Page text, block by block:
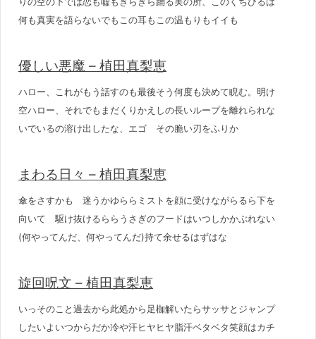
何も真実を語らないでもこの耳もこの温もりもイイも
優しい悪魔 – 植田真梨恵
ハロー、これがもう話すのも最後そう何度も決めて睨む。明け
空ハロー、それでもまだくりかえしの長いループを離れられな
いでいるの溶け出したな、エゴ その脆い刃をふりか
まわる日々 – 植田真梨恵
傘をさすかも 迷うかゆららミストを顔に受けながらるら下を
向いて 駆け抜けるららうさぎのフードはいつしかかぶれない
(何やってんだ、何やってんだ)持て余せるはずはな
旋回呪文 – 植田真梨恵
いっそのこと過去から此処から足枷解いたらサッサとジャンプ
したいよいつからだか冷や汗ヒヤヒヤ脂汗ベタベタ笑顔はカチ